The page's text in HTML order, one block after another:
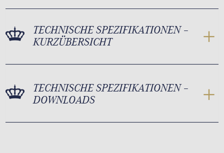
TECHNISCHE SPEZIFIKATIONEN –
KURZÜBERSICHT
TECHNISCHE SPEZIFIKATIONEN –
DOWNLOADS